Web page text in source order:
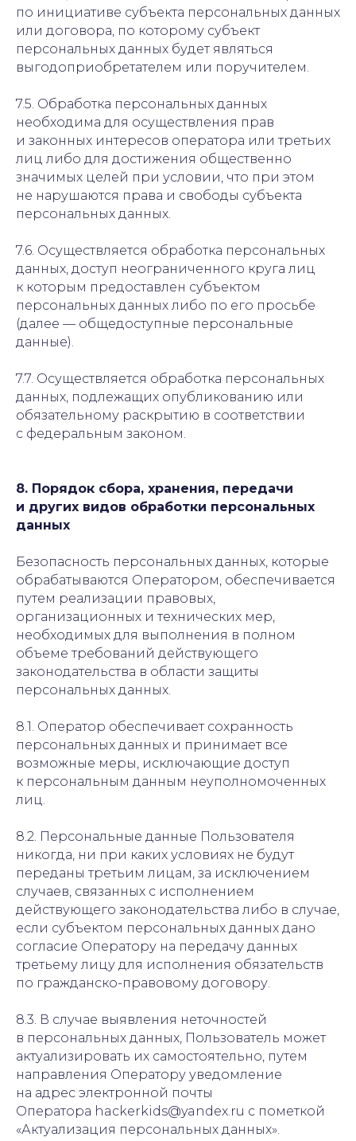
по инициативе субъекта персональных данных
или договора, по которому субъект
персональных данных будет являться
выгодоприобретателем или поручителем.
7.5. Обработка персональных данных
необходима для осуществления прав
и законных интересов оператора или третьих
лиц либо для достижения общественно
значимых целей при условии, что при этом
не нарушаются права и свободы субъекта
персональных данных.
7.6. Осуществляется обработка персональных
данных, доступ неограниченного круга лиц
к которым предоставлен субъектом
персональных данных либо по его просьбе
(далее — общедоступные персональные
данные).
7.7. Осуществляется обработка персональных
данных, подлежащих опубликованию или
обязательному раскрытию в соответствии
с федеральным законом.
8. Порядок сбора, хранения, передачи
и других видов обработки персональных
данных
Безопасность персональных данных, которые
обрабатываются Оператором, обеспечивается
путем реализации правовых,
организационных и технических мер,
необходимых для выполнения в полном
объеме требований действующего
законодательства в области защиты
персональных данных.
8.1. Оператор обеспечивает сохранность
персональных данных и принимает все
возможные меры, исключающие доступ
к персональным данным неуполномоченных
лиц.
8.2. Персональные данные Пользователя
никогда, ни при каких условиях не будут
переданы третьим лицам, за исключением
случаев, связанных с исполнением
действующего законодательства либо в случае,
если субъектом персональных данных дано
согласие Оператору на передачу данных
третьему лицу для исполнения обязательств
по гражданско-правовому договору.
8.3. В случае выявления неточностей
в персональных данных, Пользователь может
актуализировать их самостоятельно, путем
направления Оператору уведомление
на адрес электронной почты
Оператора hackerkids@yandex.ru с пометкой
«Актуализация персональных данных».